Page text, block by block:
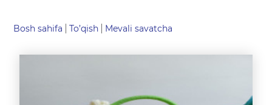
Bosh sahifa To’qish Mevali savatcha